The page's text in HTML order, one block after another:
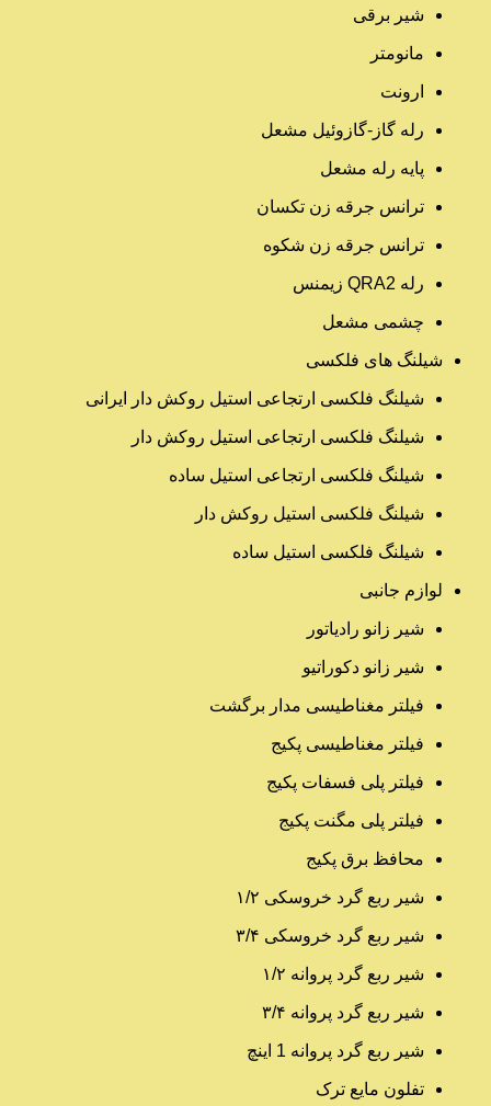
شیر برقی
مانومتر
ارونت
رله گاز-گازوئیل مشعل
پایه رله مشعل
ترانس جرقه زن تکسان
ترانس جرقه زن شکوه
رله QRA2 زیمنس
چشمی مشعل
شیلنگ های فلکسی
شیلنگ فلکسی ارتجاعی استیل روکش دار ایرانی
شیلنگ فلکسی ارتجاعی استیل روکش دار
شیلنگ فلکسی ارتجاعی استیل ساده
شیلنگ فلکسی استیل روکش دار
شیلنگ فلکسی استیل ساده
لوازم جانبی
شیر زانو رادیاتور
شیر زانو دکوراتیو
فیلتر مغناطیسی مدار برگشت
فیلتر مغناطیسی پکیج
فیلتر پلی فسفات پکیج
فیلتر پلی مگنت پکیج
محافظ برق پکیج
شیر ربع گرد خروسکی ۱/۲
شیر ربع گرد خروسکی ۳/۴
شیر ربع گرد پروانه ۱/۲
شیر ربع گرد پروانه ۳/۴
شیر ربع گرد پروانه 1 اینچ
تفلون مایع ترک